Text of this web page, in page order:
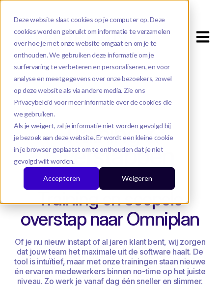
Deze website slaat cookies op je computer op. Deze
cookies worden gebruikt om informatie te verzamelen
over hoe je met onze website omgaat en om je te
onthouden. We gebruiken deze informatie om je
surfervaring te verbeteren en personaliseren, en voor
analyse en meetgegevens over onze bezoekers, zowel
op deze website als via andere media. Zie ons
Privacybeleid voor meer informatie over de cookies die
we gebruiken.
Als je weigert, zal je informatie niet worden gevolgd bij
je bezoek aan deze website. Er wordt een kleine cookie
in je browser geplaatst om te onthouden dat je niet
gevolgd wilt worden.
Accepteren Weigeren
Open
Training &
Overstappen
Training en soepele
overstap naar Omniplan
Of je nu nieuw instapt of al jaren klant bent, wij zorgen
dat jouw team het maximale uit de software haalt. De
tool is intuïtief, maar met onze trainingen staan nieuwe
én ervaren medewerkers binnen no-time op het juiste
niveau. Zo werk je vanaf dag één sneller en slimmer.